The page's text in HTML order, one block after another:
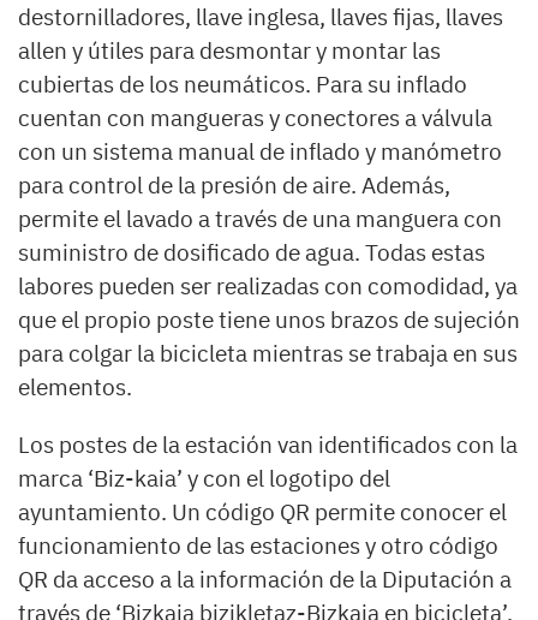
destornilladores, llave inglesa, llaves fijas, llaves
allen y útiles para desmontar y montar las
cubiertas de los neumáticos. Para su inflado
cuentan con mangueras y conectores a válvula
con un sistema manual de inflado y manómetro
para control de la presión de aire. Además,
permite el lavado a través de una manguera con
suministro de dosificado de agua. Todas estas
labores pueden ser realizadas con comodidad, ya
que el propio poste tiene unos brazos de sujeción
para colgar la bicicleta mientras se trabaja en sus
elementos.
Los postes de la estación van identificados con la
marca ‘Biz-kaia’ y con el logotipo del
ayuntamiento. Un código QR permite conocer el
funcionamiento de las estaciones y otro código
QR da acceso a la información de la Diputación a
través de ‘Bizkaia bizikletaz-Bizkaia en bicicleta’.